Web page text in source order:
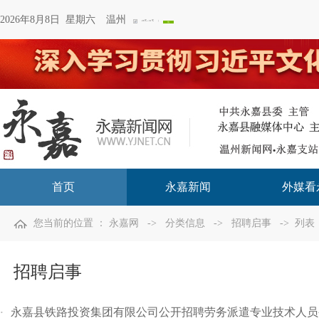
2026年8月8日 星期六 温州
首页 永嘉新闻 外媒看
您当前的位置 ： 永嘉网 -> 分类信息 -> 招聘启事 -> 列表
招聘启事
· 永嘉县铁路投资集团有限公司公开招聘劳务派遣专业技术人